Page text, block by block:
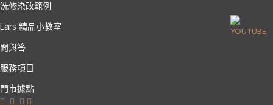
洗修染改範例
Lars 精品小教室
問與答
服務項目
門市據點